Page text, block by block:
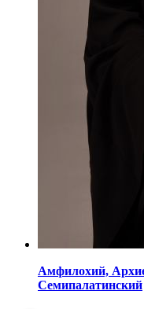
Амфилохий,
Семипалатинский